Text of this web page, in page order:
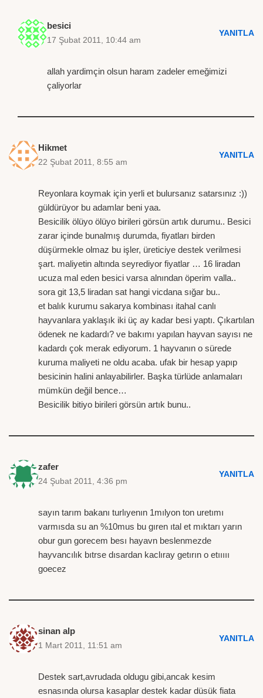
besici
17 Şubat 2011, 10:44 am
YANITLA
allah yardimçin olsun haram zadeler emeğimizi
çaliyorlar
Hikmet
22 Şubat 2011, 8:55 am
YANITLA
Reyonlara koymak için yerli et bulursanız satarsınız :))
güldürüyor bu adamlar beni yaa.
Besicilik ölüyo ölüyo birileri görsün artık durumu.. Besici
zarar içinde bunalmış durumda, fiyatları birden
düşürmekle olmaz bu işler, üreticiye destek verilmesi
şart. maliyetin altında seyrediyor fiyatlar … 16 liradan
ucuza mal eden besici varsa alnından öperim valla..
sora git 13,5 liradan sat hangi vicdana sığar bu..
et balık kurumu sakarya kombinası itahal canlı
hayvanlara yaklaşık iki üç ay kadar besi yaptı. Çıkartılan
ödenek ne kadardı? ve bakımı yapılan hayvan sayısı ne
kadardı çok merak ediyorum. 1 hayvanın o sürede
kuruma maliyeti ne oldu acaba. ufak bir hesap yapıp
besicinin halini anlayabilirler. Başka türlüde anlamaları
mümkün değil bence…
Besicilik bitiyo birileri görsün artık bunu..
zafer
24 Şubat 2011, 4:36 pm
YANITLA
sayın tarım bakanı turlıyenın 1mılyon ton uretımı
varmısda su an %10mus bu gıren ıtal et mıktarı yarın
obur gun gorecem besı hayavn beslenmezde
hayvancılık bıtrse dısardan kaclıray getırın o etııııı
goecez
sinan alp
1 Mart 2011, 11:51 am
YANITLA
Destek sart,avrudada oldugu gibi,ancak kesim
esnasında olursa kasaplar destek kadar düsük fiata